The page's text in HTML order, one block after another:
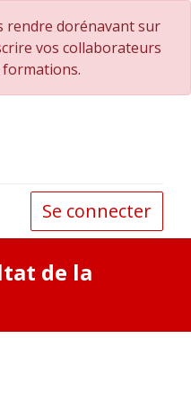
rendre dorénavant sur
vos collaborateurs
formations.
Se connecter
de la